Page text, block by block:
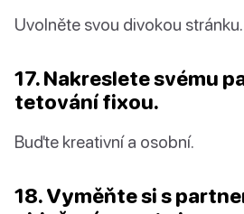
Uvolněte svou divokou stránku.
17. Nakreslete svému
tetování fixou.
Buďte kreativní a osobní.
18. Vyměňte si s